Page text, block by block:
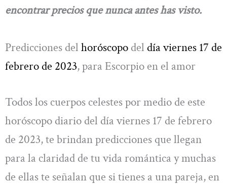
encontrar precios que nunca antes has visto.
Predicciones del horóscopo del día viernes 17 de
febrero de 2023, para Escorpio en el amor
Todos los cuerpos celestes por medio de este
horóscopo diario del día viernes 17 de febrero
de 2023, te brindan predicciones que llegan
para la claridad de tu vida romántica y muchas
de ellas te señalan que si tienes a una pareja, en